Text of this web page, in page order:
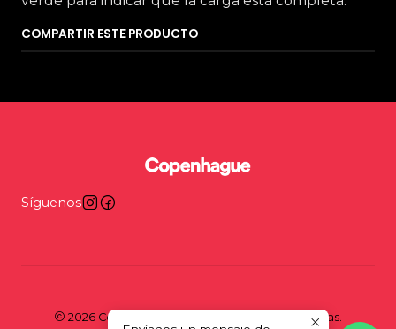
COMPARTIR ESTE PRODUCTO
Síguenos
2026 Copenhague - Tienda y taller de bicicletas.